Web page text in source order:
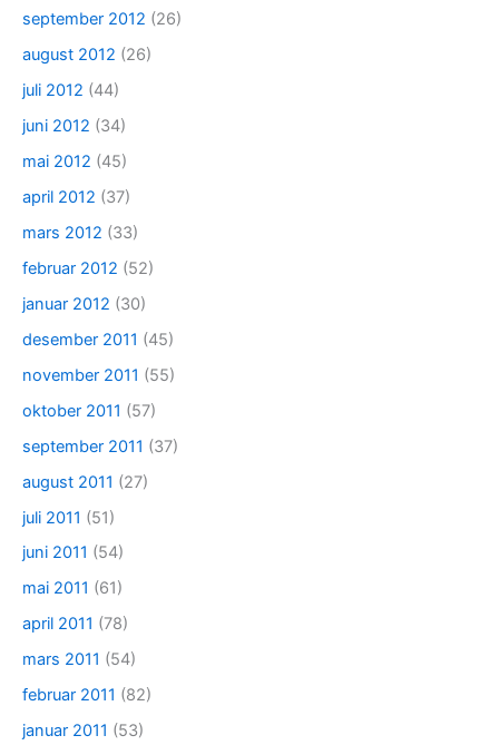
september 2012 (26)
august 2012 (26)
juli 2012 (44)
juni 2012 (34)
mai 2012 (45)
april 2012 (37)
mars 2012 (33)
februar 2012 (52)
januar 2012 (30)
desember 2011 (45)
november 2011 (55)
oktober 2011 (57)
september 2011 (37)
august 2011 (27)
juli 2011 (51)
juni 2011 (54)
mai 2011 (61)
april 2011 (78)
mars 2011 (54)
februar 2011 (82)
januar 2011 (53)